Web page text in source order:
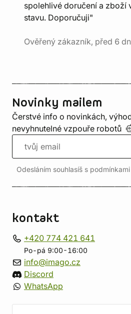
spolehlivé doručení a zboží
stavu. Doporučuji"
Ověřený zákazník, před 6
Novinky mailem
Čerstvé info o novinkách,
nevyhnutelné vzpouře robotů
Odesláním souhlasíš s
kontakt
+420 774 421 641
Po-pá 9:00-16:00
info@imago.cz
Discord
WhatsApp